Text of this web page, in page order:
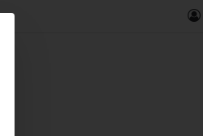
diesem Button wird der Dialog